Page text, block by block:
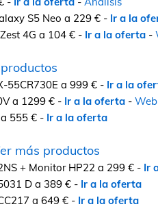
S5 Neo a 229 € - Ir a la
4G a 104 € - Ir a la oferta -
55CR730E a 999 € - Ir a la
a 1299 € - Ir a la oferta -
a 555 € - Ir a la oferta
más productos
+ Monitor HP22 a 299 € - Ir
D a 389 € - Ir a la oferta
a 649 € - Ir a la oferta